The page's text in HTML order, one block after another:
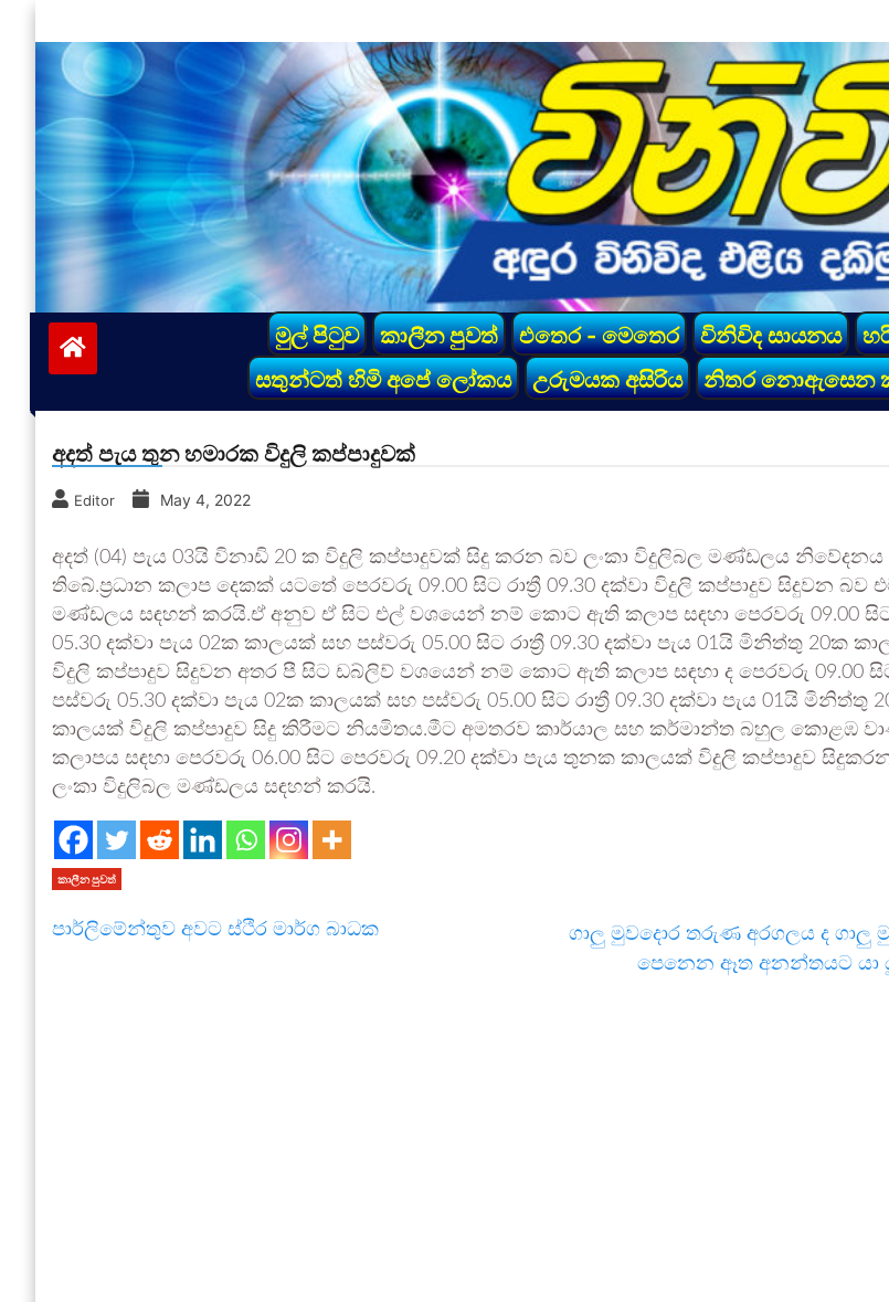
to
content
vinivida.lk
මුල් පිටුව කාලීන පුවත් එතෙර - මෙතෙර විනිවිද සායනය
සතුන්ටත් හිමි අපේ ලෝකය
උරුමයක අසිරිය නිතර නොඇසෙන
අදත් පැය තුන හමාරක විදුලි කප්පාදුවක්
Editor May 4, 2022
අදත් (04) පැය 03යි විනාඩි 20 ක විදුලි කප්පාදුවක් සිදු කරන බව ලංකා විදුලිබල මණ්ඩලය
තිබේ.ප්‍රධාන කලාප දෙකක් යටතේ පෙරවරු 09.00 සිට රාත්‍රී 09.30 දක්වා විදුලි කප්පාදුව සිදුවන බව
මණ්ඩලය සඳහන් කරයි.ඒ අනුව ඒ සිට එල් වශයෙන් නම් කොට ඇති කලාප සඳහා පෙරවරු 09.00
05.30 දක්වා පැය 02ක කාලයක් සහ පස්වරු 05.00 සිට රාත්‍රී 09.30 දක්වා පැය 01යි මිනිත්තු 20ක
විදුලි කප්පාදුව සිදුවන අතර පී සිට ඩබ්ලිව් වශයෙන් නම් කොට ඇති කලාප සඳහා ද පෙරවරු 09.00
පස්වරු 05.30 දක්වා පැය 02ක කාලයක් සහ පස්වරු 05.00 සිට රාත්‍රී 09.30 දක්වා පැය 01යි මිනිත්තු
කාලයක් විදුලි කප්පාදුව සිදු කිරීමට නියමිතය.මීට අමතරව කාර්යාල සහ කර්මාන්ත බහුල කොළඹ
කලාපය සඳහා පෙරවරු 06.00 සිට පෙරවරු 09.20 දක්වා පැය තුනක කාලයක් විදුලි කප්පාදුව
ලංකා විදුලිබල මණ්ඩලය සඳහන් කරයි.
කාලීන පුවත්
පාර්ලිමේන්තුව අවට ස්ථිර මාර්ග බාධක
ගාලු මුවදොර තරුණ අරගලය ද ගාලු
පෙනෙන ඈත අනන්තයට යා